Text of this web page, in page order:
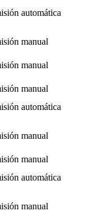
automática
manual
manual
manual
automática
manual
manual
automática
manual